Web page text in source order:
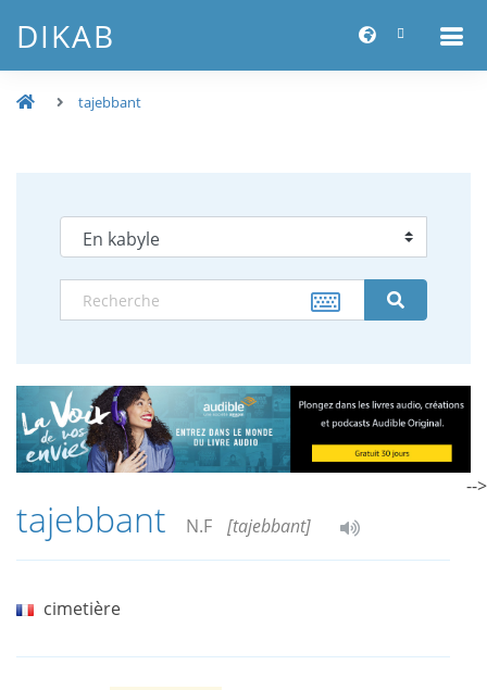
DIKAB
tajebbant
tajebbant N.F [tajebbant]
cimetière
-->